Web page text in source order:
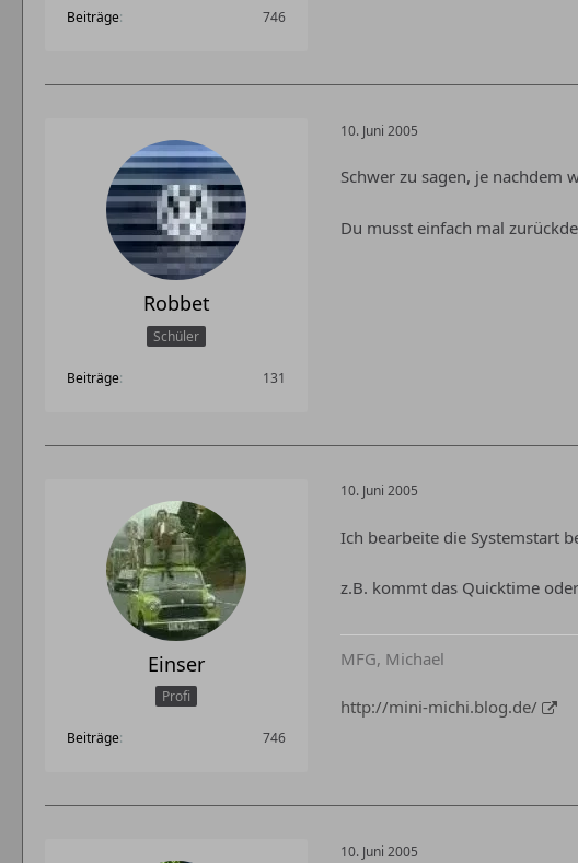
Beiträge 746
Robbet
Schüler
Beiträge 131
10. Juni 2005
Schwer zu sagen, je nachdem
Du musst einfach mal
Einser
Profi
Beiträge 746
10. Juni 2005
Ich bearbeite die Systemstart
z.B. kommt das Quicktime
MFG, Michael
http://mini-michi.blog.de/
10. Juni 2005